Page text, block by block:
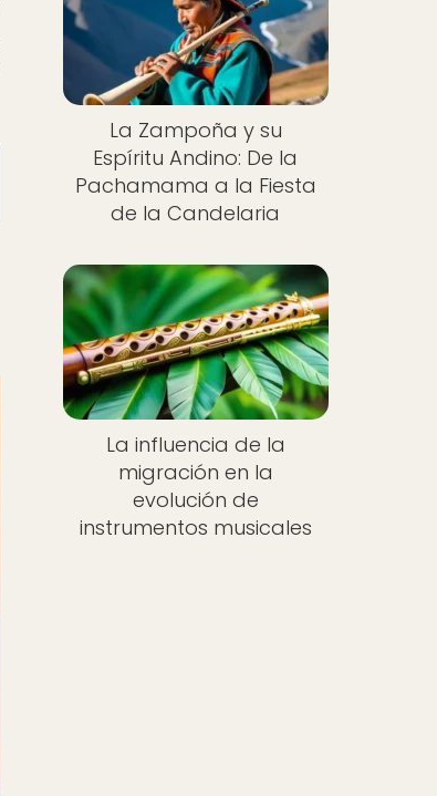
La Zampoña y su
Espíritu Andino: De la
Pachamama a la Fiesta
de la Candelaria
La influencia de la
migración en la
evolución de
instrumentos musicales